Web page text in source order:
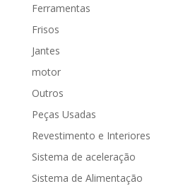
Ferramentas
Frisos
Jantes
motor
Outros
Peças Usadas
Revestimento e Interiores
Sistema de aceleração
Sistema de Alimentação